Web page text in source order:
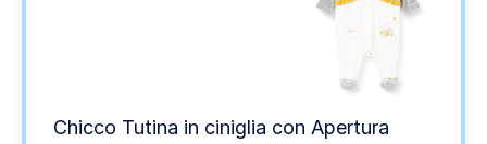
Chicco Tutina in ciniglia con Apertura